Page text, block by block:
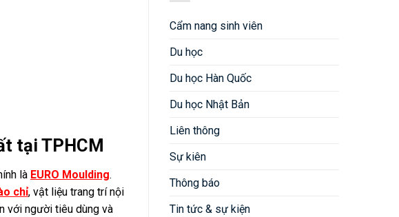
tại TPHCM
là EURO Moulding.
chỉ, vật liệu trang trí nội
với người tiêu dùng và
Cẩm nang sinh viên
Du học
Du học Hàn Quốc
Du học Nhật Bản
Liên thông
Sự kiên
Thông báo
Tin tức & sự kiện